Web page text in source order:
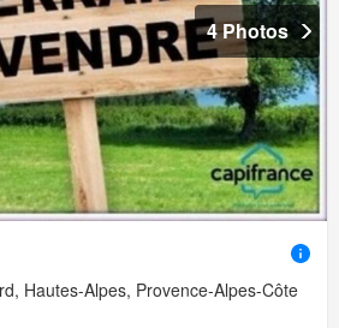
4 Photos
Hautes-Alpes, Provence-Alpes-Côte